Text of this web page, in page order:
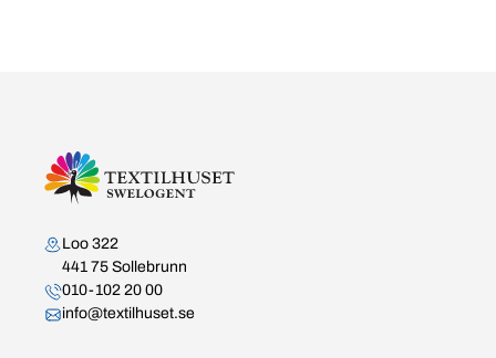
Kontakta oss
Loo 322
441 75 Sollebrunn
010-102 20 00
info@textilhuset.se